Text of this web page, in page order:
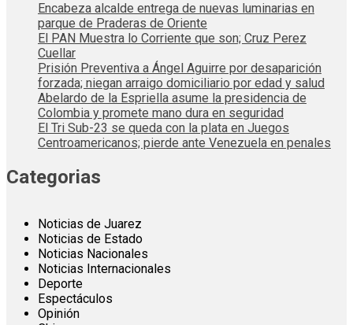
Encabeza alcalde entrega de nuevas luminarias en
parque de Praderas de Oriente
El PAN Muestra lo Corriente que son; Cruz Perez
Cuellar
Prisión Preventiva a Ángel Aguirre por desaparición
forzada; niegan arraigo domiciliario por edad y salud
Abelardo de la Espriella asume la presidencia de
Colombia y promete mano dura en seguridad
El Tri Sub-23 se queda con la plata en Juegos
Centroamericanos; pierde ante Venezuela en penales
Categorias
Noticias de Juarez
Noticias de Estado
Noticias Nacionales
Noticias Internacionales
Deporte
Espectáculos
Opinión